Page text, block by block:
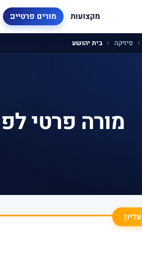
מקצועות מורים פרטיים
פיזיקה בית יהושע
מורה פרטי